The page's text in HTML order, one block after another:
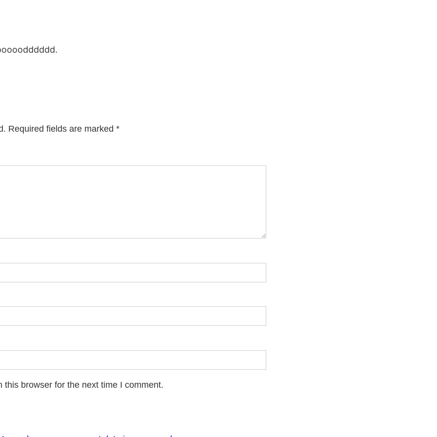
Required fields are marked*
browser for the next time I comment.